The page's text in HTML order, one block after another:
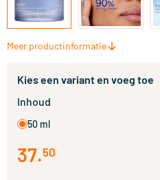
Meer productinformatie
Kies een variant en voeg toe
Inhoud
50 ml
37.50